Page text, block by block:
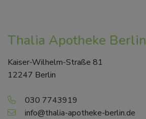
Thalia Apotheke Berlin
Kaiser-Wilhelm-Straße 81
12247 Berlin
030 7743919
info@thalia-apotheke-berlin.de